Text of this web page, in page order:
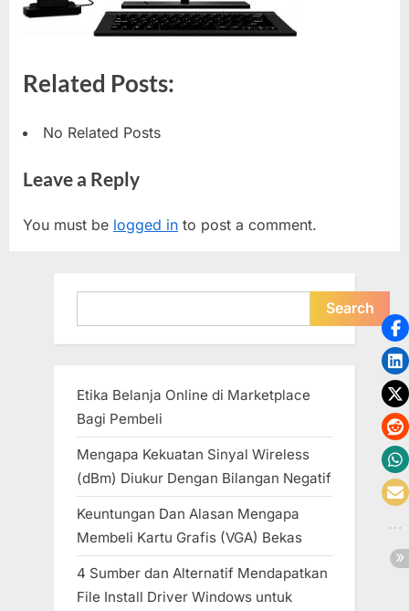
Related Posts:
No Related Posts
Leave a Reply
You must be logged in to post a comment.
Search
Etika Belanja Online di Marketplace
Bagi Pembeli
Mengapa Kekuatan Sinyal Wireless
(dBm) Diukur Dengan Bilangan Negatif
Keuntungan Dan Alasan Mengapa
Membeli Kartu Grafis (VGA) Bekas
4 Sumber dan Alternatif Mendapatkan
File Install Driver Windows untuk